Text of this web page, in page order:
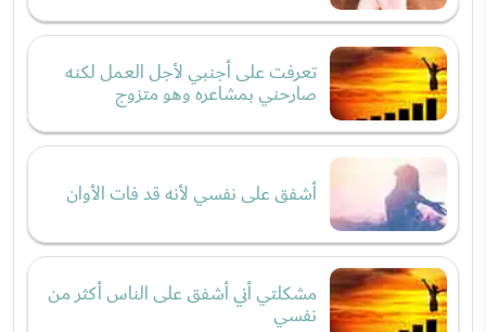
تعرفت على أجنبي لأجل العمل لكنه
صارحني بمشاعره وهو متزوج
أشفق على نفسي لأنه قد فات الأوان
مشكلتي أني أشفق على الناس أكثر من
نفسي